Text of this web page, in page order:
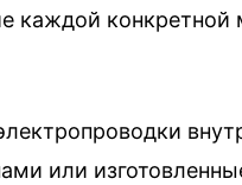
каждой
или